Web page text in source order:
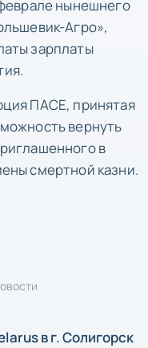
нынешнего
Агро»,
зарплаты
ПАСЕ, принятая
вернуть
в
смертной казни.
в г. Солигорск